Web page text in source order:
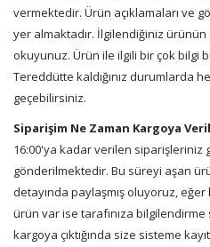
vermektedir. Ürün açıklamaları ve
yer almaktadır. İlgilendiğiniz ürünün
okuyunuz. Ürün ile ilgili bir çok bilgi
Tereddütte kaldığınız durumlarda
geçebilirsiniz.
Siparişim Ne Zaman Kargoya
16:00'ya kadar verilen siparişleriniz
gönderilmektedir. Bu süreyi aşan
detayında paylaşmış oluyoruz,
ürün var ise tarafınıza bilgilendirme
kargoya çıktığında size sisteme